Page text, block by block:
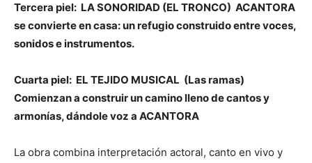
Tercera piel: LA SONORIDAD (EL TRONCO) ACANTORA
se convierte en casa: un refugio construido entre voces,
sonidos e instrumentos.
Cuarta piel: EL TEJIDO MUSICAL (Las ramas)
Comienzan a construir un camino lleno de cantos y
armonías, dándole voz a ACANTORA
La obra combina interpretación actoral, canto en vivo y